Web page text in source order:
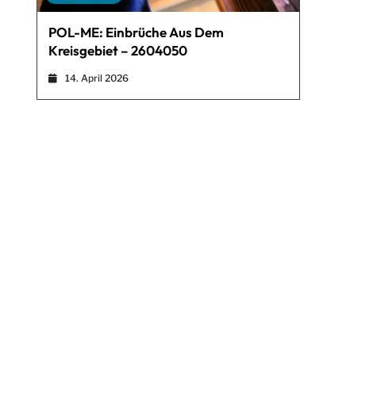
POL-ME: Einbrüche Aus Dem
Kreisgebiet – 2604050
14. April 2026